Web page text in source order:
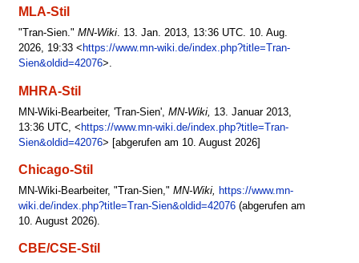
MLA-Stil
"Tran-Sien." MN-Wiki. 13. Jan. 2013, 13:36 UTC. 10. Aug.
2026, 19:33 < https://www.mn-wiki.de/index.php?title=Tran-
Sien&oldid=42076>.
MHRA-Stil
MN-Wiki-Bearbeiter, 'Tran-Sien', MN-Wiki,
13. Januar 2013,
13:36 UTC, < https://www.mn-wiki.de/index.php?title=Tran-
Sien&oldid=42076> [abgerufen am 10. August 2026]
Chicago-Stil
MN-Wiki-Bearbeiter, "Tran-Sien," MN-Wiki, https://www.mn-
wiki.de/index.php?title=Tran-Sien&oldid=42076(abgerufen am
10. August 2026).
CBE/CSE-Stil